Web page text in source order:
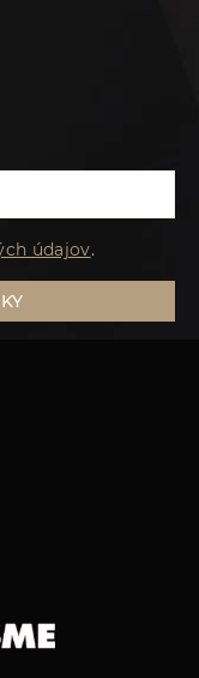
údajov.